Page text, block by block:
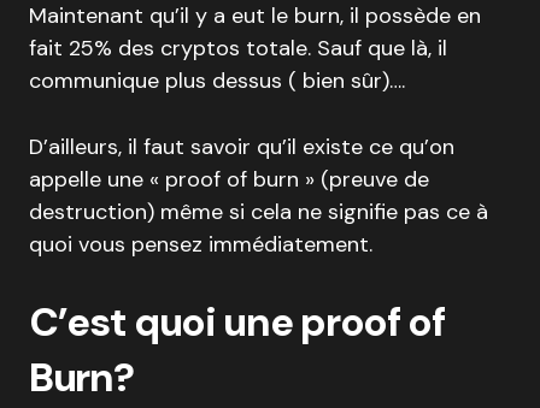
Maintenant qu’il y a eut le burn, il possède en
fait 25% des cryptos totale. Sauf que là, il
communique plus dessus ( bien sûr)….
D’ailleurs, il faut savoir qu’il existe ce qu’on
appelle une « proof of burn » (preuve de
destruction) même si cela ne signifie pas ce à
quoi vous pensez immédiatement.
C’est quoi une proof of
Burn?